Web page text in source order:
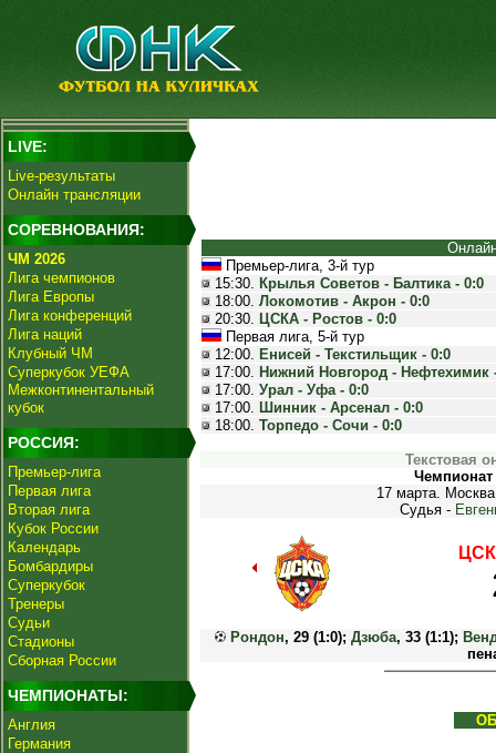
LIVE:
Live-результаты
Онлайн трансляции
СОРЕВНОВАНИЯ:
ЧМ 2026
Лига чемпионов
Лига Европы
Лига конференций
Лига наций
Клубный ЧМ
Суперкубок УЕФА
Межконтинентальный
кубок
РОССИЯ:
Премьер-лига
Первая лига
Вторая лига
Кубок России
Календарь
Бомбардиры
Суперкубок
Тренеры
Судьи
Стадионы
Сборная России
ЧЕМПИОНАТЫ:
Англия
Германия
Премьер-лига, 3-й тур
15:30. Крылья Советов - Балтика - 0:0
18:00. Локомотив - Акрон - 0:0
20:30. ЦСКА - Ростов - 0:0
Первая лига, 5-й тур
12:00. Енисей - Текстильщик - 0:0
17:00. Нижний Новгород - Нефтехимик
17:00. Урал - Уфа - 0:0
17:00. Шинник - Арсенал - 0:0
18:00. Торпедо - Сочи - 0:0
Текстовая
Чемпионат
17 марта.
Судья -
Рондон, 29 (1:0); Дзюба, 33 (1:1);